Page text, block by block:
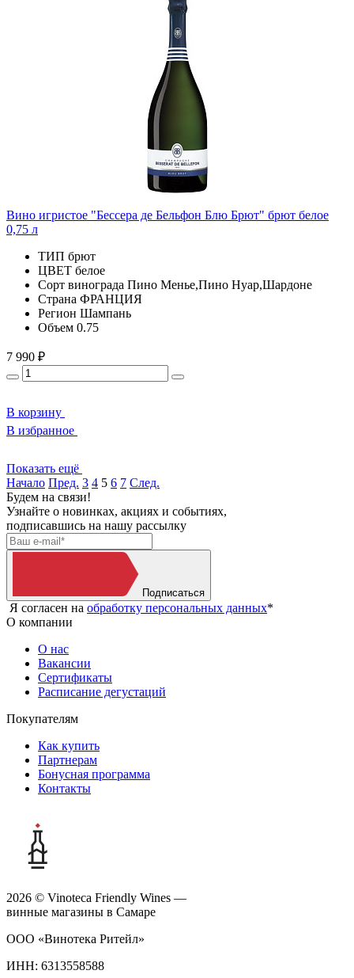
Вино игристое "Бессера де Бельфон Блю Брют" брют белое
0,75 л
ТИП брют
ЦВЕТ белое
Сорт винограда Пино Менье,Пино Нуар,Шардоне
Страна ФРАНЦИЯ
Регион Шампань
Объем 0.75
7 990 ₽
В корзину
В избранное
Показать ещё
Начало Пред. 3 4 5 6 7 След.
Будем на связи!
Узнайте о новинках, акциях и событиях,
подписавшись на нашу рассылку
Подписаться
Я согласен на обработку персональных данных*
О компании
О нас
Вакансии
Сертификаты
Расписание дегустаций
Покупателям
Как купить
Партнерам
Бонусная программа
Контакты
2026 © Vinoteca Friendly Wines —
винные магазины в Самаре
ООО «Винотека Ритейл»
ИНН: 6313558588